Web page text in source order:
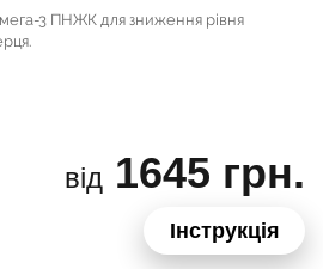
3 ПНЖК для зниження рівня
від 1645 грн.
Інструкція